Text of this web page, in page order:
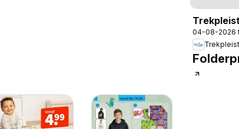
folder
04-08-2026